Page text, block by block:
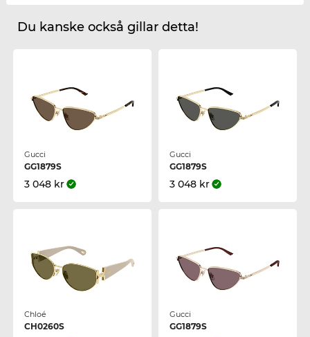
Du kanske också gillar detta!
Gucci
GG1879S
3 048 kr
Gucci
GG1879S
3 048 kr
Chloé
CH0260S
Gucci
GG1879S